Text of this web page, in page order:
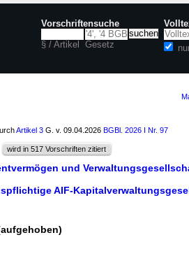
Vorschriftensuche
§ / Artikel Gesetz
Artikel 3 G. v. 09.04.2026 BGBl. 2026 I Nr. 97
wird in 517 Vorschriften zitiert
und
AIF-